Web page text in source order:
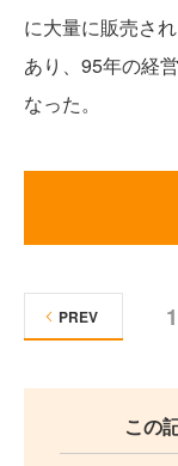
に大量に販売さ
あり、95年の経
なった。
1
PREV
この